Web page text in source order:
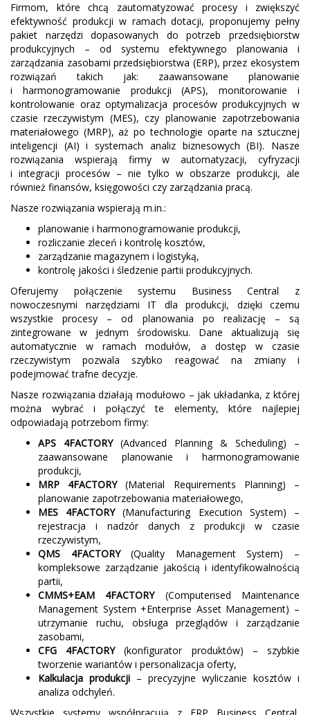
Firmom, które chcą zautomatyzować procesy i zwiększyć
efektywność produkcji w ramach dotacji, proponujemy pełny
pakiet narzędzi dopasowanych do potrzeb przedsiębiorstw
produkcyjnych – od systemu efektywnego planowania i
zarządzania zasobami przedsiębiorstwa (ERP), przez ekosystem
rozwiązań takich jak: zaawansowane planowanie
i harmonogramowanie produkcji (APS), monitorowanie i
kontrolowanie oraz optymalizacja procesów produkcyjnych w
czasie rzeczywistym (MES), czy planowanie zapotrzebowania
materiałowego (MRP), aż po technologie oparte na sztucznej
inteligencji (AI) i systemach analiz biznesowych (BI). Nasze
rozwiązania wspierają firmy w automatyzacji, cyfryzacji
i integracji procesów – nie tylko w obszarze produkcji, ale
również finansów, księgowości czy zarządzania pracą.
Nasze rozwiązania wspierają m.in.:
planowanie i harmonogramowanie produkcji,
rozliczanie zleceń i kontrolę kosztów,
zarządzanie magazynem i logistyką,
kontrolę jakości i śledzenie partii produkcyjnych.
Oferujemy połączenie systemu Business Central z
nowoczesnymi narzędziami IT dla produkcji, dzięki czemu
wszystkie procesy – od planowania po realizację – są
zintegrowane w jednym środowisku. Dane aktualizują się
automatycznie w ramach modułów, a dostęp w czasie
rzeczywistym pozwala szybko reagować na zmiany i
podejmować trafne decyzje.
Nasze rozwiązania działają modułowo – jak układanka, z której
można wybrać i połączyć te elementy, które najlepiej
odpowiadają potrzebom firmy:
APS 4FACTORY(Advanced Planning & Scheduling) –
zaawansowane planowanie i harmonogramowanie
produkcji,
MRP 4FACTORY(Material Requirements Planning) –
planowanie zapotrzebowania materiałowego,
MES 4FACTORY(Manufacturing Execution System) –
rejestracja i nadzór danych z produkcji w czasie
rzeczywistym,
QMS 4FACTORY(Quality Management System) –
kompleksowe zarządzanie jakością i identyfikowalnością
partii,
CMMS+EAM 4FACTORY(Computerised Maintenance
Management System +Enterprise Asset Management) –
utrzymanie ruchu, obsługa przeglądów i zarządzanie
zasobami,
CFG 4FACTORY(konfigurator produktów) – szybkie
tworzenie wariantów i personalizacja oferty,
Kalkulacja produkcji – precyzyjne wyliczanie kosztów i
analiza odchyleń.